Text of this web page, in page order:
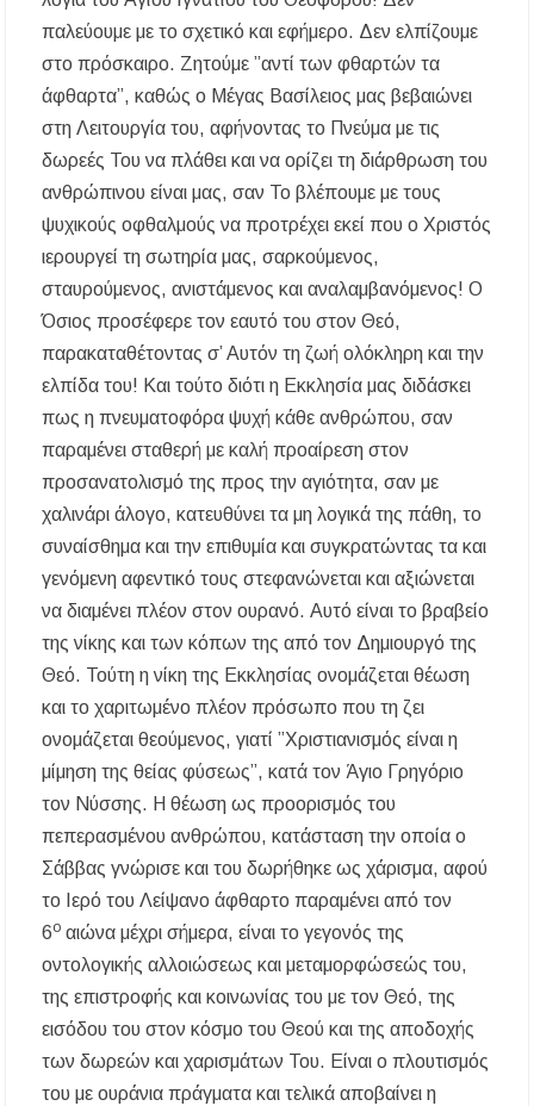
παλεύουμε με το σχετικό και εφήμερο. Δεν ελπίζουμε
στο πρόσκαιρο. Ζητούμε ”αντί των φθαρτών τα
άφθαρτα”, καθώς ο Μέγας Βασίλειος μας βεβαιώνει
στη Λειτουργία του, αφήνοντας το Πνεύμα με τις
δωρεές Του να πλάθει και να ορίζει τη διάρθρωση του
ανθρώπινου είναι μας, σαν Το βλέπουμε με τους
ψυχικούς οφθαλμούς να προτρέχει εκεί που ο Χριστός
ιερουργεί τη σωτηρία μας, σαρκούμενος,
σταυρούμενος, ανιστάμενος και αναλαμβανόμενος! Ο
Όσιος προσέφερε τον εαυτό του στον Θεό,
παρακαταθέτοντας σ’ Αυτόν τη ζωή ολόκληρη και την
ελπίδα του! Και τούτο διότι η Εκκλησία μας διδάσκει
πως η πνευματοφόρα ψυχή κάθε ανθρώπου, σαν
παραμένει σταθερή με καλή προαίρεση στον
προσανατολισμό της προς την αγιότητα, σαν με
χαλινάρι άλογο, κατευθύνει τα μη λογικά της πάθη, το
συναίσθημα και την επιθυμία και συγκρατώντας τα και
γενόμενη αφεντικό τους στεφανώνεται και αξιώνεται
να διαμένει πλέον στον ουρανό. Αυτό είναι το βραβείο
της νίκης και των κόπων της από τον Δημιουργό της
Θεό. Τούτη η νίκη της Εκκλησίας ονομάζεται θέωση
και το χαριτωμένο πλέον πρόσωπο που τη ζει
ονομάζεται θεούμενος, γιατί ”Χριστιανισμός είναι η
μίμηση της θείας φύσεως”, κατά τον Άγιο Γρηγόριο
τον Νύσσης. Η θέωση ως προορισμός του
πεπερασμένου ανθρώπου, κατάσταση την οποία ο
Σάββας γνώρισε και του δωρήθηκε ως χάρισμα, αφού
το Ιερό του Λείψανο άφθαρτο παραμένει από τον
6ο αιώνα μέχρι σήμερα, είναι το γεγονός της
οντολογικής αλλοιώσεως και μεταμορφώσεώς του,
της επιστροφής και κοινωνίας του με τον Θεό, της
εισόδου του στον κόσμο του Θεού και της αποδοχής
των δωρεών και χαρισμάτων Του. Είναι ο πλουτισμός
του με ουράνια πράγματα και τελικά αποβαίνει η